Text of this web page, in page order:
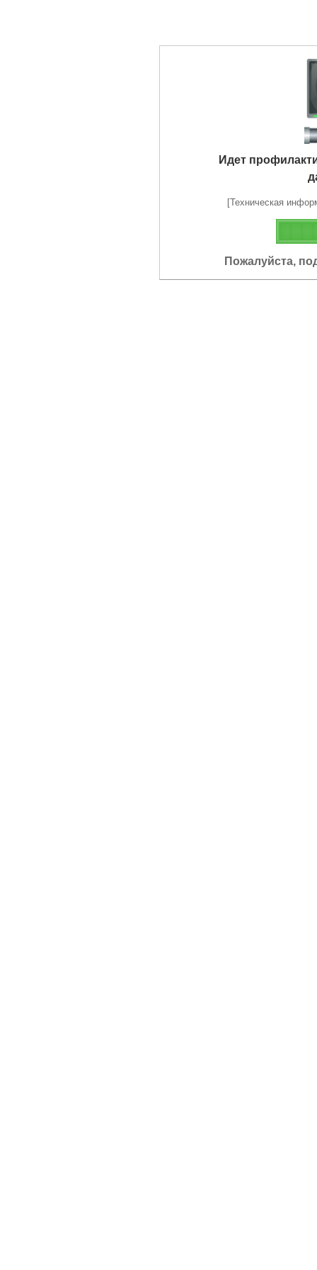
Идет
[Техническая
Пожалуйста,